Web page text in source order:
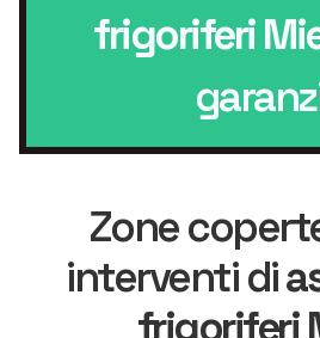
frigoriferi
Zone
interventi di
frigoriferi